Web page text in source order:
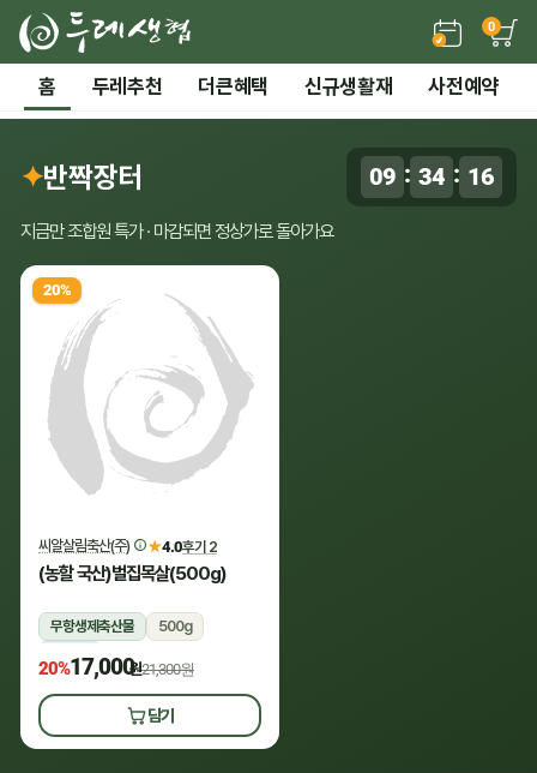
0
홈 두레추천 더큰혜택 신규생활재 사전예약
시즌기획
말복 더위까지! 끝장 보양 특가
든든한 간편 보양식 →
‹ ›
2 / 7 전체 보기
0
✦반짝장터 09 : 34 : 15
지금만 조합원 특가 · 마감되면 정상가로 돌아가요
20%
씨알살림축산(주) ★4.0후기 2
(농할 국산)벌집목살(500g)
무항생제축산물
500g
냉장
20%17,000원21,300원
담기